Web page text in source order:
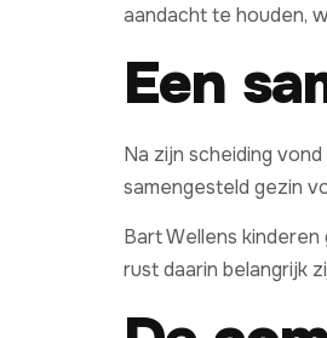
aandacht te houden,
Een
Na zijn scheiding
samengesteld gezin
Bart Wellens
rust daarin belangrijk